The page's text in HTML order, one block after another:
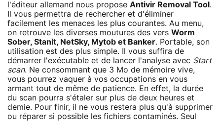
l'éditeur allemand nous propose Antivir Removal Tool .
Il vous permettra de rechercher et d'éliminer
facilement les menaces les plus courantes. Au menu,
on retrouve les diverses moutures des vers Worm
Sober, Stanit, NetSky, Mytob et Banker. Portable, son
utilisation est des plus simple. Il vous suffira de
démarrer l'exécutable et de lancer l'analyse avec Start
scan. Ne consommant que 3 Mo de mémoire vive,
vous pourrez vaquer à vos occupations en vous
armant tout de même de patience. En effet, la durée
du scan pourra s'étaler sur plus de deux heures et
demie. Pour finir, il ne vous restera plus qu'à supprimer
ou réparer si possible les fichiers contaminés. Seul